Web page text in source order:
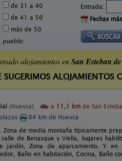
de 31 a 40
de 41 a 50
más de 50
pueblo:
Entrada:
Fechas
alojamientos enSan Esteban
SUGERIMOS ALOJAMIENTOS
(Huesca) a 11,1 km de San
84 km de Huesca
Zona de media montaña típicamente
de Benasque y Viella, lugares
jardín, Zona de aparcamiento. Y en
Baño en habitación, Cocina, Baño